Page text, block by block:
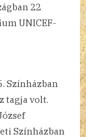
22
UNICEF-
Színházban
tagja volt.
Színházban